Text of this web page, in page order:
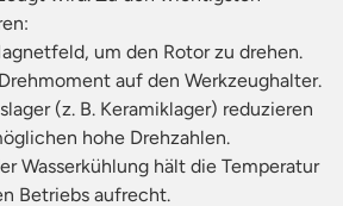
um den Rotor zu drehen.
auf den Werkzeughalter.
(z. B. Keramiklager) reduzieren
hohe Drehzahlen.
Wasserkühlung hält die Temperatur
Betriebs aufrecht.